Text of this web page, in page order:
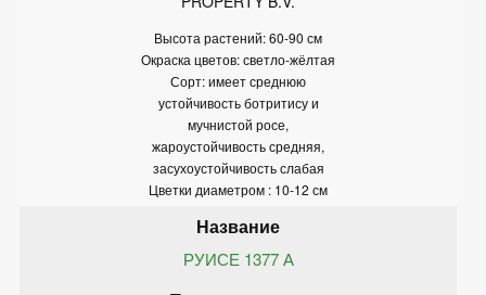
Высота растений: 60-90 см
Окраска цветов: светло-жёлтая
Сорт: имеет среднюю
устойчивость ботритису и
мучнистой росе,
жароустойчивость средняя,
засухоустойчивость слабая
Цветки диаметром : 10-12 см
РУИСЕ 1377 А